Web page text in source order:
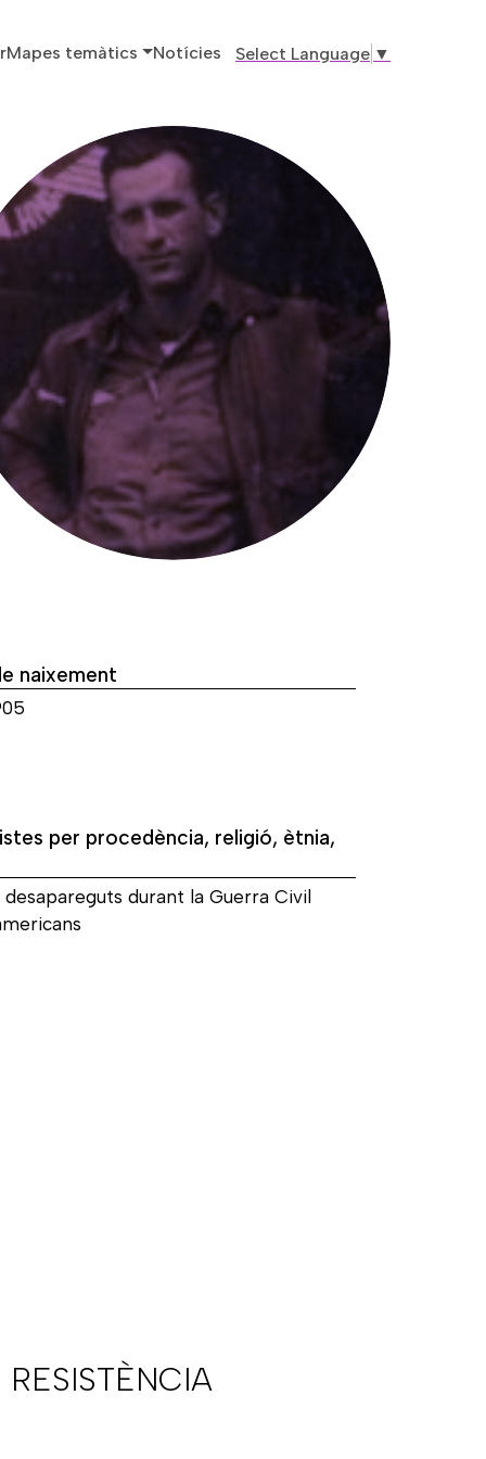
principal
Mapes temàtics Notícies Select Language ▼
naixement
per procedència, religió, ètnia,
durant la Guerra Civil